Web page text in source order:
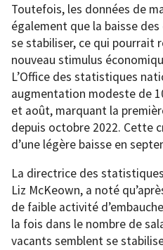
Toutefois, les données de
également que la baisse
se stabiliser, ce qui pourrait
nouveau stimulus
L’Office des statistiques
augmentation modeste de
et août, marquant la
depuis octobre 2022. Cette
d’une légère baisse en
La directrice des
Liz McKeown, a noté
de faible activité
la fois dans le nombre de
vacants semblent se